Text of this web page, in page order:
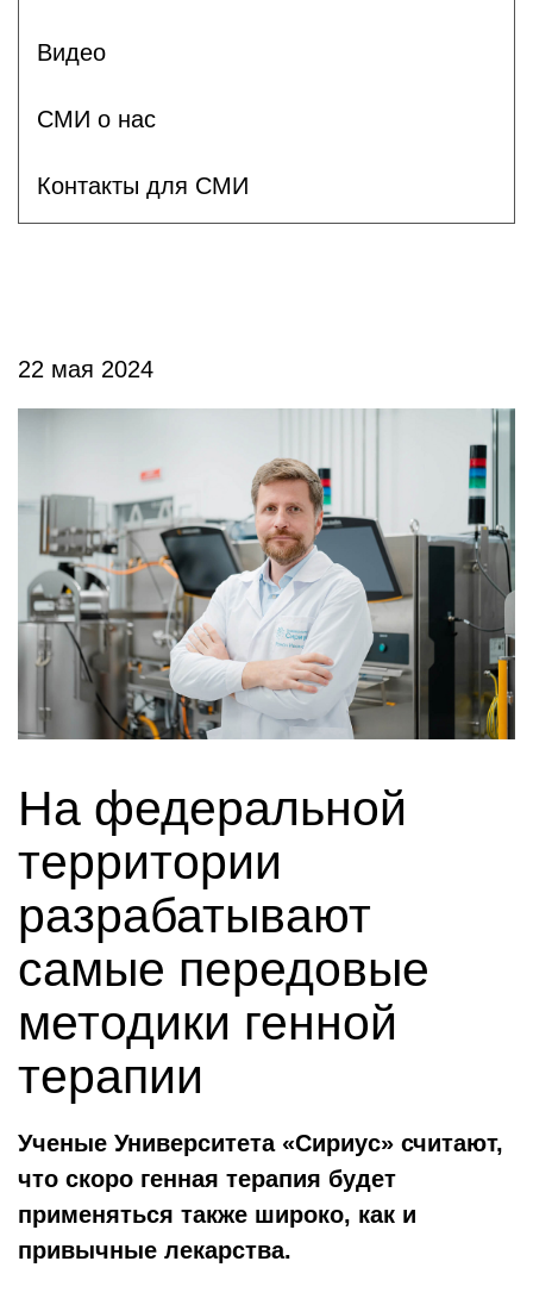
Видео
СМИ о нас
Контакты для СМИ
22 мая 2024
На федеральной
территории
разрабатывают
самые передовые
методики генной
терапии
Ученые Университета «Сириус» считают,
что скоро генная терапия будет
применяться также широко, как и
привычные лекарства.